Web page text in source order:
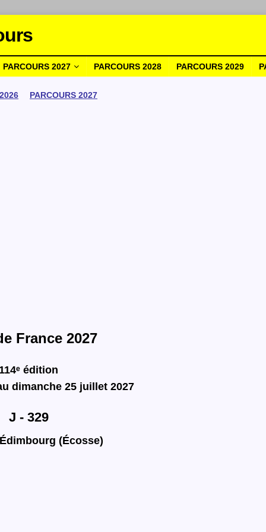
PARCOURS 2027 PARCOURS 2028 PARCOURS 2029
PARCOURS 2027
France 2027
édition
dimanche 25 juillet 2027
J - 329
(Écosse)